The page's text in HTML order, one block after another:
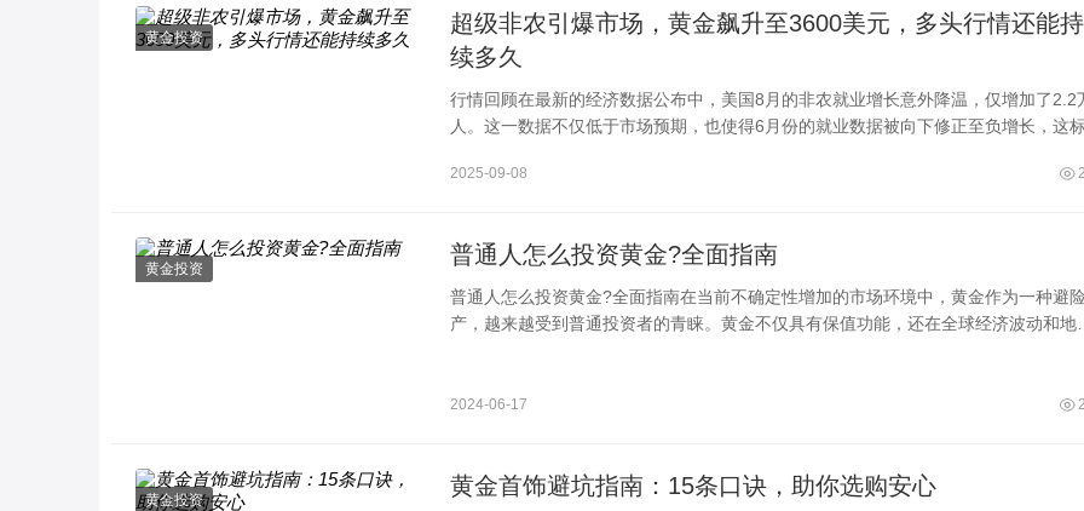
黄金投资
超级非农引爆市场，黄金飙升至3600美元，多头行情还能持
续多久
行情回顾在最新的经济数据公布中，美国8月的非农就业增长意外降温，仅增加了2.2
人。这一数据不仅低于市场预期，也使得6月份的就业数据被向下修正至负增长，这标
2025-09-08
黄金投资
普通人怎么投资黄金?全面指南
普通人怎么投资黄金?全面指南在当前不确定性增加的市场环境中，黄金作为一种避
产，越来越受到普通投资者的青睐。黄金不仅具有保值功能，还在全球经济波动和地缘
2024-06-17
黄金投资
黄金首饰避坑指南：15条口诀，助你选购安心